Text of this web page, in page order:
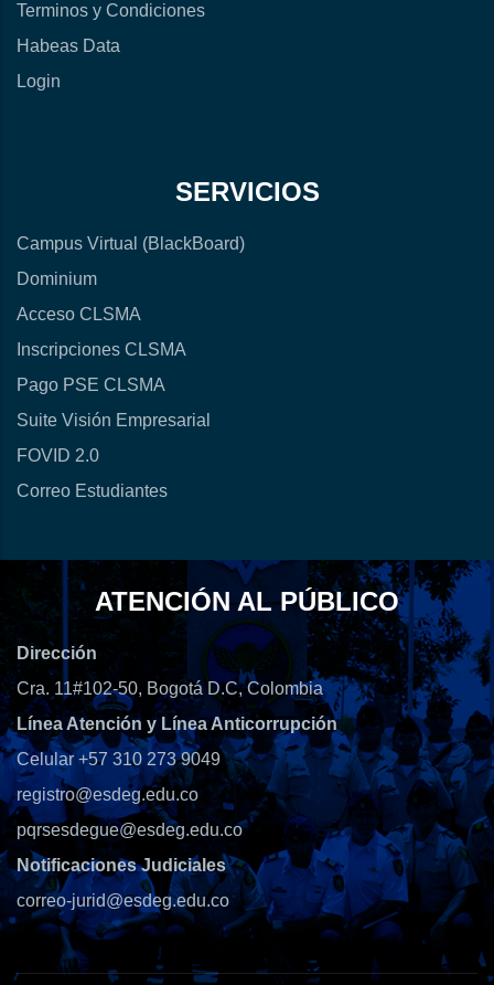
Terminos y Condiciones
Habeas Data
Login
SERVICIOS
Campus Virtual (BlackBoard)
Dominium
Acceso CLSMA
Inscripciones CLSMA
Pago PSE CLSMA
Suite Visión Empresarial
FOVID 2.0
Correo Estudiantes
ATENCIÓN AL PÚBLICO
Dirección
Cra. 11#102-50, Bogotá D.C, Colombia
Línea Atención y Línea Anticorrupción
Celular +57 310 273 9049
registro@esdeg.edu.co
pqrsesdegue@esdeg.edu.co
Notificaciones Judiciales
correo-jurid@esdeg.edu.co